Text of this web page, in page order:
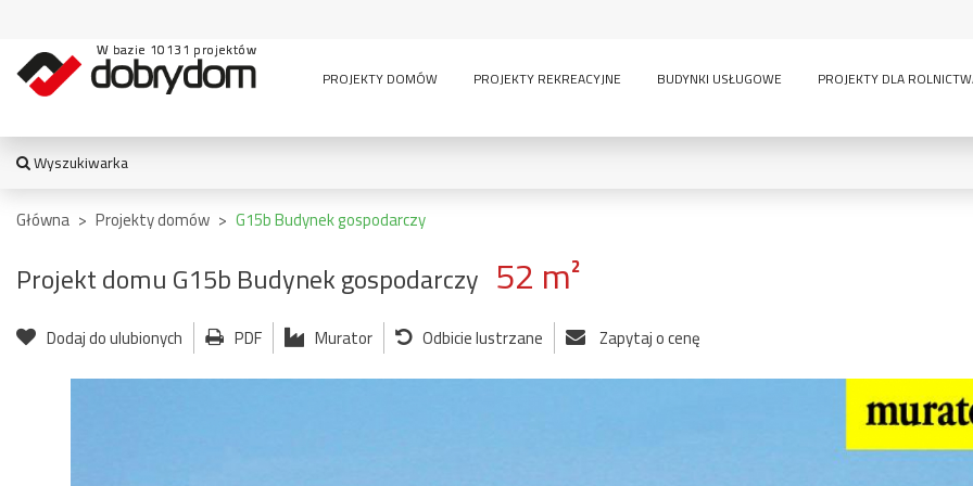
W bazie 10131 projektów
PROJEKTY DOMÓW
PROJEKTY REKREACYJNE BUDYNKI USŁUGOWE PROJEKTY DLA
Wyszukiwarka
WYSZUKIWARKA
TYPY BUDYNKU:
jednorodzinny
dwurodzinny
altana
garaż
bud. socjalny inwentarskie
sauna wielokondygnacyjny
bez garażu 1-
Główna > Projekty domów > G15b Budynek gospodarczy
Projekt domu G15b Budynek gospodarczy 52 m²
Dodaj do ulubionych PDF Murator Odbicie lustrzane Zapytaj o cenę